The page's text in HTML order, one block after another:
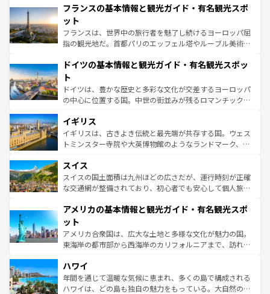
なお、新着のイタリア情報はコンテンツ一覧を参照してほ
しい。
文化が根付くこの国では、情熱的なフラメンコ、熱気あふ
れる闘牛、そして美味しいタパスが生活の一部となってい
る。首都マドリードの洗練された雰囲気や、バルセロナの
アートに溢れた街角から、地方では古代ローマ遺跡や中世
せる。地方によって風土や気候が異なるスペインはその個
ンテンツ一覧 を参照してほしい。
フランスの基本情報と観光ガイド・有名観光スポ
ット
フランスは、世界中の旅行者を魅了し続けるヨーロッパ屈
指の観光地だ。首都パリのエッフェル塔やルーブル美術館
で、幅広い魅力が詰まっている。華麗な宮殿、歴史的な大
聖堂、美しいビーチ、そして豊かな自然が、訪れる者を心
から魅了する。また、フランスは美食の国としても知ら
れ、フランス料理はユネスコ無形文化遺産にも登録されて
香り高いラベンダー畑など、多彩な楽しみ方が可能だ。さ
らに、パリ以外の地域にも魅力が溢れており、どの街角に
も豊かな歴史と文化が息づいている。パリ以外の個性あふ
を参照してほしい。
ドイツの基本情報と観光ガイド・有名観光スポッ
ト
ドイツは、豊かな歴史と多彩な文化が交差するヨーロッパ
の中心に位置する国。中世の街並みが残るロマンチック街
顔を持つこの国は、どこを歩いても飽きることがない。ベ
ルリンの文化的活気、バイエルン州のアルプスの絶景、そ
してライン川沿いのワイン畑といった風景は必見。ビール
は、お酒好きな人にはぜひ体験してほしい。 なお、新着の
ドイツ情報はコンテンツ一覧を参照してほしい。
イギリス
イギリスは、古きよき伝統と最先端が共存する国。ウェス
トミンスター寺院や大英博物館のようなランドマーク、歴
リアごとに異なる魅力がある。また、優雅なアフタヌーン
ティー、ビール好きにはたまらない英国パブ、サッカー観
戦など、本場だからこそできる体験も豊富。イギリスを旅
ンツ一覧を参照してほしい。
スイス
スイスの国土面積は九州ほどの広さだが、運行時刻が正確
な交通網が整備されており、初心者でも安心して個人旅行
の建物がそのまま残る町や、スイスならではのユニークな
博物館もあり、アルプス観光だけでなく町歩きも満喫する
ことができる。国民の所得が高いため物価も高いが、旅行
者向けの交通パス提供のサービスもあり、うまく活用すれ
着のスイス情報は
アメリカの基本情報と観光ガイド・有名観光スポ
ット
アメリカ合衆国は、広大な土地と多様な文化が魅力の国。
東海岸の都市部から西海岸のカリフォルニアまで、訪れる
のような巨大都市は、観光、ショッピング、エンターテイ
ンメントが詰まった刺激的なスポットだ。一方、アメリカ
西部には大自然が広がり、グランドキャニオンやイエロー
ハワイ
年間を通じて温暖な気候に恵まれ、多くの島で構成される
ハワイは、どの島も独自の魅力をもっている。大自然の神